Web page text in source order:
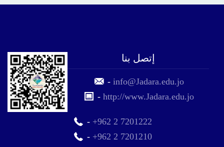
إتصل بنا
-info@Jadara.edu.jo
-http://www.Jadara.edu.jo
- +962 2 7201222
- +962 2 7201210